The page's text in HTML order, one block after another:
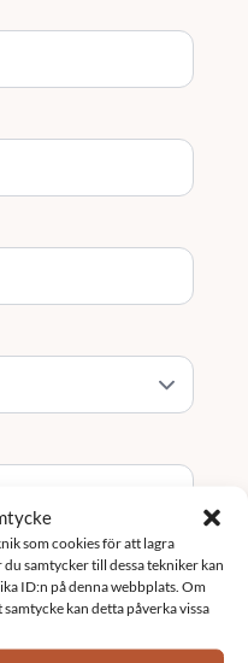
som cookies för att lagra
samtycker till dessa tekniker kan
ID:n på denna webbplats. Om
kan detta påverka vissa